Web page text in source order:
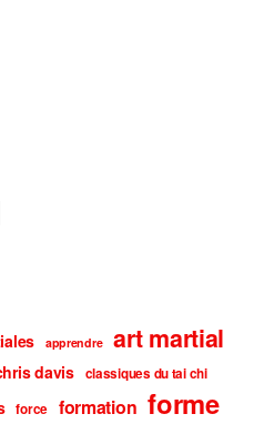
apprendre art martial
davis classiques du tai chi
force formation forme